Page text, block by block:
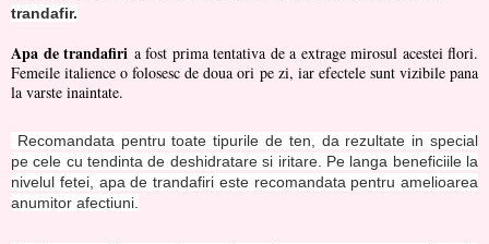
trandafir.
Apa de trandafiri a fost prima tentativa de a extrage mirosul acestei flori.
Femeile italience o folosesc de doua ori pe zi, iar efectele sunt vizibile pana
la varste inaintate.
Recomandata pentru toate tipurile de ten, da rezultate in special
pe cele cu tendinta de deshidratare si iritare. Pe langa beneficiile la
nivelul fetei, apa de trandafiri este recomandata pentru amelioarea
anumitor afectiuni.